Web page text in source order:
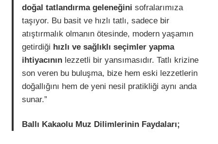
doğal tatlandırma geleneğini sofralarımıza
taşıyor. Bu basit ve hızlı tatlı, sadece bir
atıştırmalık olmanın ötesinde, modern yaşamın
getirdiği hızlı ve sağlıklı seçimler yapma
ihtiyacının lezzetli bir yansımasıdır. Tatlı krizine
son veren bu buluşma, bize hem eski lezzetlerin
doğallığını hem de yeni nesil pratikliği aynı anda
sunar.”
Ballı Kakaolu Muz Dilimlerinin Faydaları;